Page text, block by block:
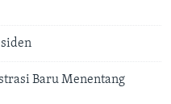
Baru Menentang